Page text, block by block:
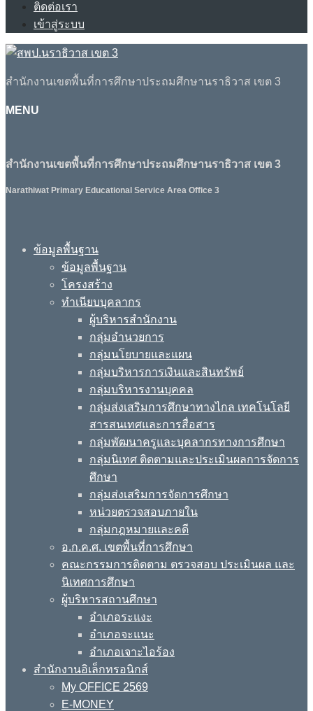
ติดต่อเรา
เข้าสู่ระบบ
สำนักงานเขตพื้นที่การศึกษาประถมศึกษานราธิวาส เขต 3
MENU
สำนักงานเขตพื้นที่การศึกษาประถมศึกษานราธิวาส เขต 3
Narathiwat Primary Educational Service Area Office 3
ข้อมูลพื้นฐาน
ข้อมูลพื้นฐาน
โครงสร้าง
ทำเนียบบุคลากร
ผู้บริหารสำนักงาน
กลุ่มอำนวยการ
กลุ่มนโยบายและแผน
กลุ่มบริหารการเงินและสินทรัพย์
กลุ่มบริหารงานบุคคล
กลุ่มส่งเสริมการศึกษาทางไกล เทคโนโลยี
สารสนเทศและการสื่อสาร
กลุ่มพัฒนาครูและบุคลากรทางการศึกษา
กลุ่มนิเทศ ติดตามและประเมินผลการจัดการ
ศึกษา
กลุ่มส่งเสริมการจัดการศึกษา
หน่วยตรวจสอบภายใน
กลุ่มกฎหมายและคดี
อ.ก.ค.ศ. เขตพื้นที่การศึกษา
คณะกรรมการติดตาม ตรวจสอบ ประเมินผล และ
นิเทศการศึกษา
ผู้บริหารสถานศึกษา
อำเภอระแงะ
อำเภอจะแนะ
อำเภอเจาะไอร้อง
สำนักงานอิเล็กทรอนิกส์
My OFFICE 2569
E-MONEY